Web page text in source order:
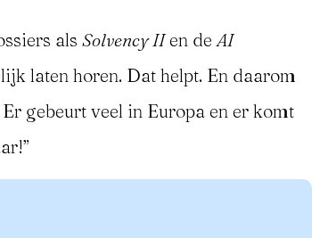
als Solvency IIen deAI
laten horen. Dat helpt. En daarom
gebeurt veel in Europa en er komt